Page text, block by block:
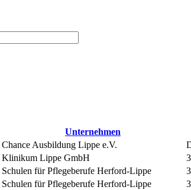
Unternehmen
Chance Ausbildung Lippe e.V.
Klinikum Lippe GmbH
Schulen für Pflegeberufe Herford-Lippe
Schulen für Pflegeberufe Herford-Lippe